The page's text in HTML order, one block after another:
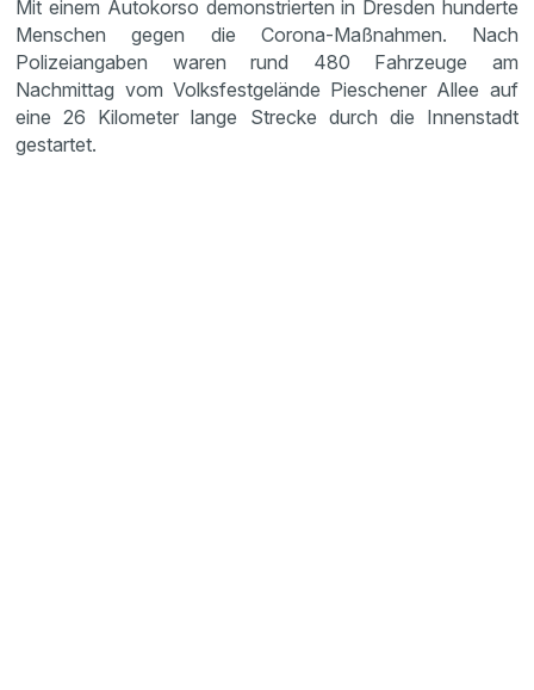
Mit einem Autokorso demonstrierten in Dresden hunderte
Menschen gegen die Corona-Maßnahmen. Nach
Polizeiangaben waren rund 480 Fahrzeuge am
Nachmittag vom Volksfestgelände Pieschener Allee auf
eine 26 Kilometer lange Strecke durch die Innenstadt
gestartet.